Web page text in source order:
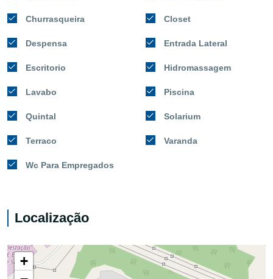
Churrasqueira Closet
Despensa Entrada Lateral
Escritorio Hidromassagem
Lavabo Piscina
Quintal Solarium
Terraco Varanda
Wc Para Empregados
Localização
+